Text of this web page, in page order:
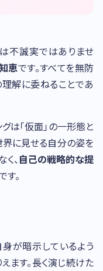
不誠実ではありませ
恵です。すべてを無防
解に委ねることであ
は「仮面」の一形態と
界に見せる自分の姿を
、自己の戦略的な提
。
が暗示しているよう
ます。長く演じ続けた